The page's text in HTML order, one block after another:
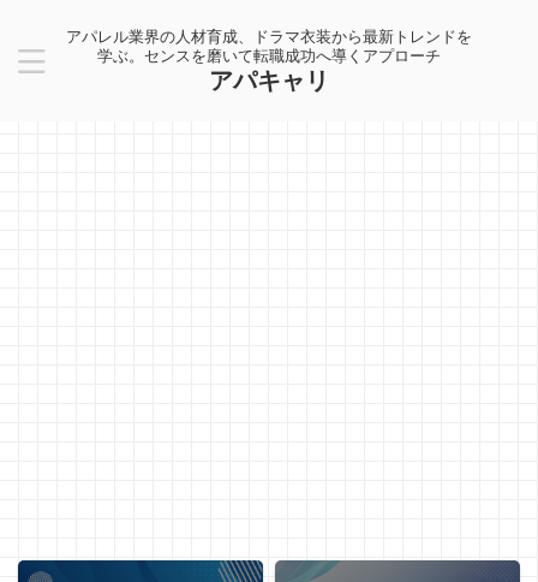
アパレル業界の人材育成、ドラマ衣装から最新トレンドを
学ぶ。センスを磨いて転職成功へ導くアプローチ
アパキャリ